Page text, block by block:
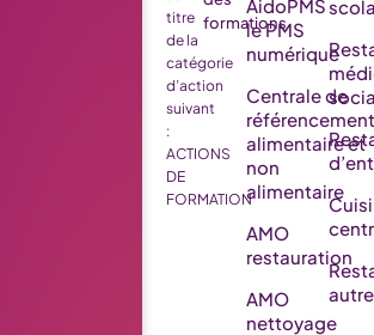
titre
de la
catégorie
d’action
suivant
:
ACTIONS
DE
FORMATION
formations
AidoPMS
le PMS
numérique
Centrale de
référencement
alimentaire et
non
alimentaire
AMO
restauration
AMO
nettoyage